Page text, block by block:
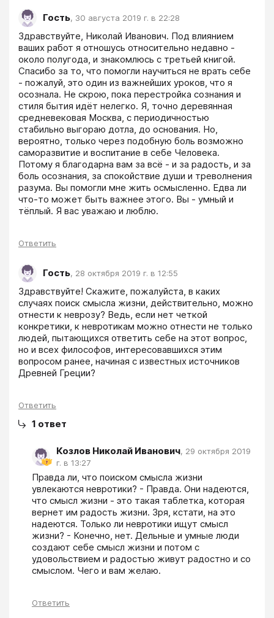
Гость, 30 августа 2019 г. в 22:28
Здравствуйте, Николай Иванович. Под влиянием
ваших работ я отношусь относительно недавно -
около полугода, и знакомлюсь с третьей книгой.
Спасибо за то, что помогли научиться не врать себе
- пожалуй, это один из важнейших уроков, что я
осознала. Не скрою, пока перестройка сознания и
стиля бытия идёт нелегко. Я, точно деревянная
средневековая Москва, с периодичностью
стабильно выгораю дотла, до основания. Но,
вероятно, только через подобную боль возможно
саморазвитие и воспитание в себе Человека.
Потому я благодарна вам за всё - и за радость, и за
боль осознания, за спокойствие души и треволнения
разума. Вы помогли мне жить осмысленно. Едва ли
что-то может быть важнее этого. Вы - умный и
тёплый. Я вас уважаю и люблю.
Ответить
Гость, 28 октября 2019 г. в 12:55
Здравствуйте! Скажите, пожалуйста, в каких
случаях поиск смысла жизни, действительно, можно
отнести к неврозу? Ведь, если нет четкой
конкретики, к невротикам можно отнести не только
людей, пытающихся ответить себе на этот вопрос,
но и всех философов, интересовавшихся этим
вопросом ранее, начиная с известных источников
Древней Греции?
Ответить
1 ответ
Козлов Николай Иванович, 29 октября 2019
г. в 13:27
Правда ли, что поиском смысла жизни
увлекаются невротики? - Правда. Они надеются,
что смысл жизни - это такая таблетка, которая
вернет им радость жизни. Зря, кстати, на это
надеются. Только ли невротики ищут смысл
жизни? - Конечно, нет. Дельные и умные люди
создают себе смысл жизни и потом с
удовольствием и радостью живут радостно и со
смыслом. Чего и вам желаю.
Ответить